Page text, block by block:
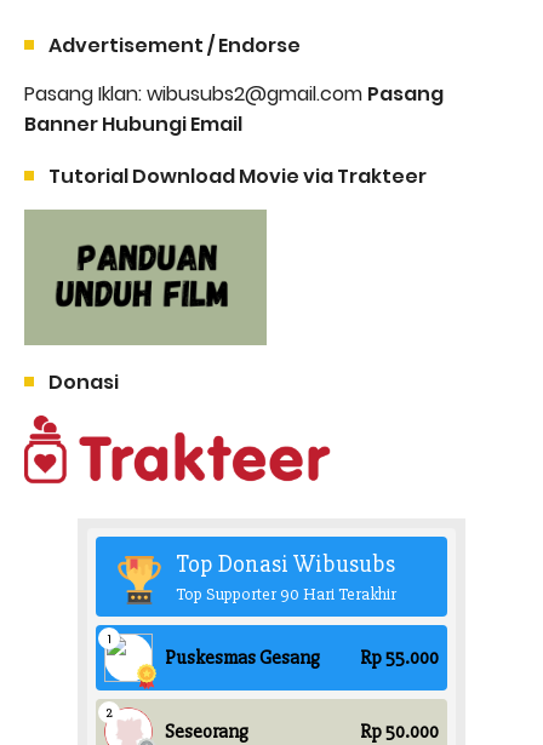
Advertisement / Endorse
Pasang Iklan: wibusubs2@gmail.com Pasang
Banner Hubungi Email
Tutorial Download Movie via Trakteer
Donasi